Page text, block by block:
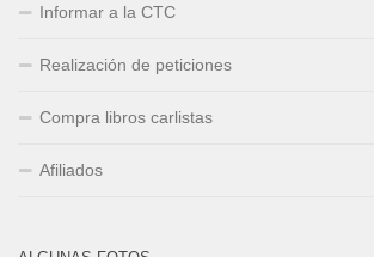
Informar a la CTC
Realización de peticiones
Compra libros carlistas
Afiliados